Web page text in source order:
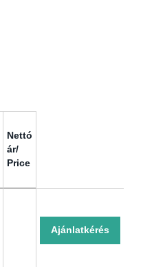
Nettó
ár/
Price
Ajánlatkérés